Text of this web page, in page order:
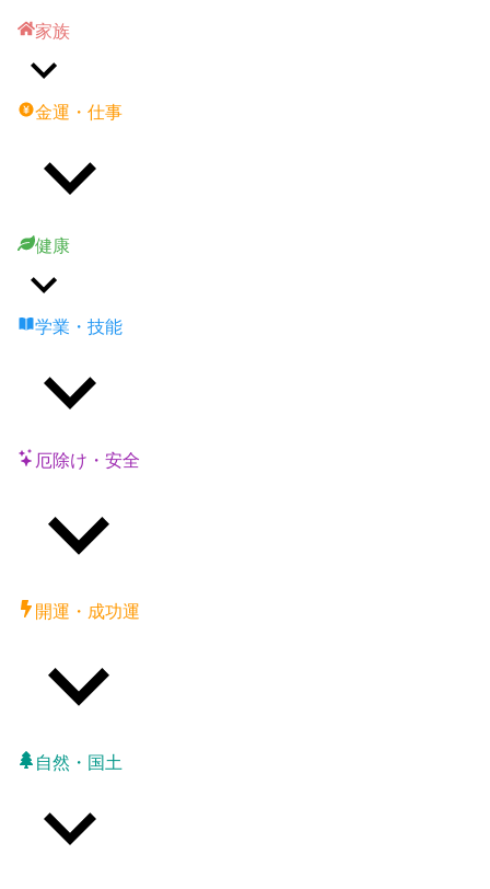
家族
金運・仕事
健康
学業・技能
厄除け・安全
開運・成功運
自然・国土